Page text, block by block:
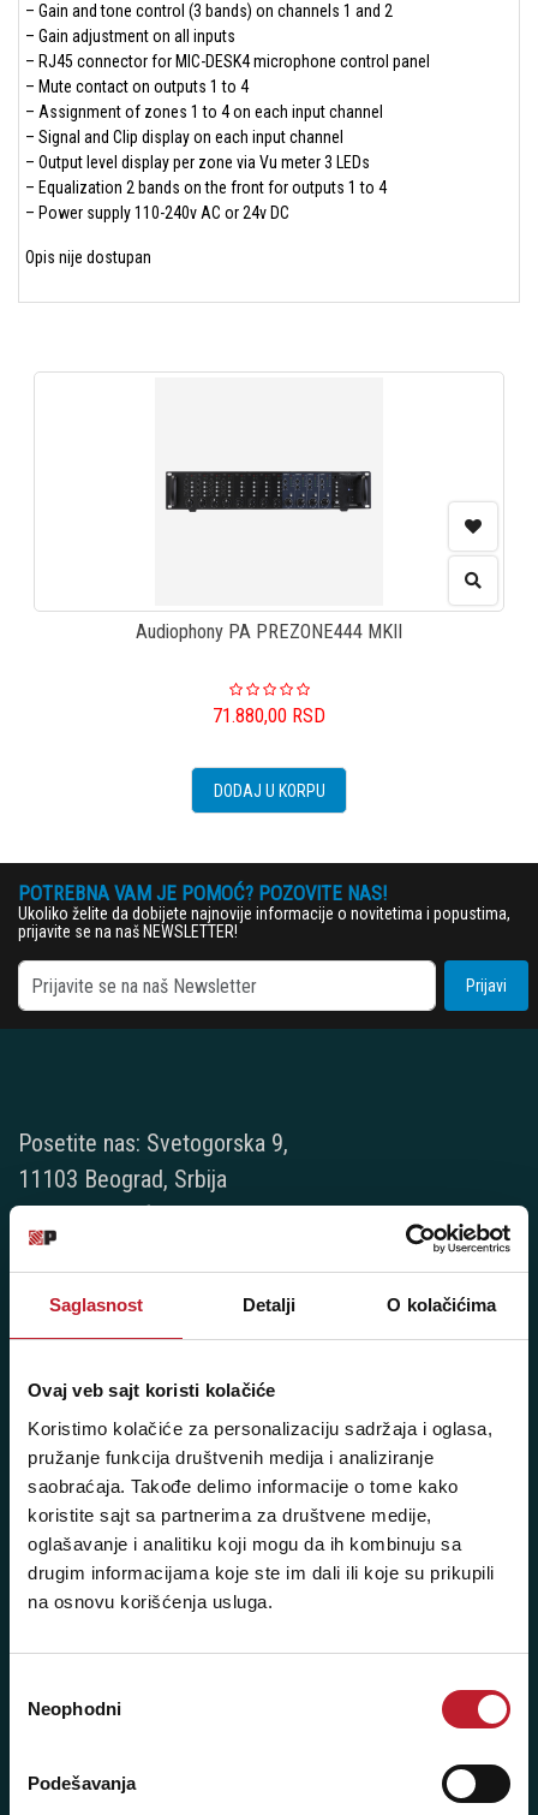
Saglasnost Detalji O kolačićima
Ovaj veb sajt koristi kolačiće
Koristimo kolačiće za personalizaciju sadržaja i oglasa,
pružanje funkcija društvenih medija i analiziranje
saobraćaja. Takođe delimo informacije o tome kako
koristite sajt sa partnerima za društvene medije,
oglašavanje i analitiku koji mogu da ih kombinuju sa
drugim informacijama koje ste im dali ili koje su prikupili
na osnovu korišćenja usluga.
сагласности
Neophodni
Podešavanja
– Gain and tone control (3 bands) on channels 1 and 2
– Gain adjustment on all inputs
– RJ45 connector for MIC-DESK4 microphone control panel
– Mute contact on outputs 1 to 4
– Assignment of zones 1 to 4 on each input channel
– Signal and Clip display on each input channel
– Output level display per zone via Vu meter 3 LEDs
– Equalization 2 bands on the front for outputs 1 to 4
– Power supply 110-240v AC or 24v DC
Opis nije dostupan
Audiophony PA PREZONE444 MKII
71.880,00 RSD
DODAJ U KORPU
POTREBNA VAM JE POMOĆ? POZOVITE NAS!
Ukoliko želite da dobijete najnovije informacije o novitetima i popustima,
prijavite se na naš NEWSLETTER!
Prijavi
Posetite nas: Svetogorska 9,
11103 Beograd, Srbija
Pišite nam: info@player.rs
Pozovite nas: +381 11 33-47-615
060/6470116
NAŠE PRODAVNICE
Beograd - Svetogorska 9
Telefoni:
+381 11 3347 442
+381 11 3347 615
+381 11 3347 883
+381 11 2688 067
+381 11 2688 069